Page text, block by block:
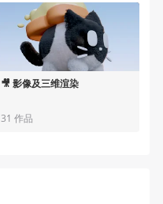
🎥 影像及三维渲染
31 作品